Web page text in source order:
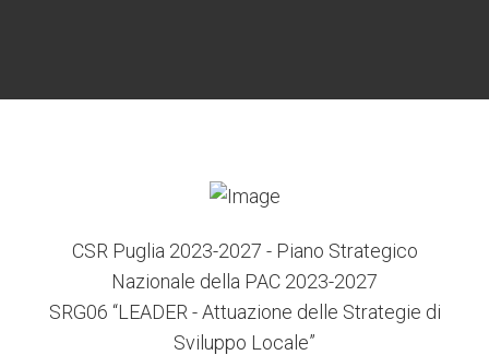
CSR Puglia 2023-2027 - Piano Strategico
Nazionale della PAC 2023-2027
SRG06 “LEADER - Attuazione delle Strategie di
Sviluppo Locale”